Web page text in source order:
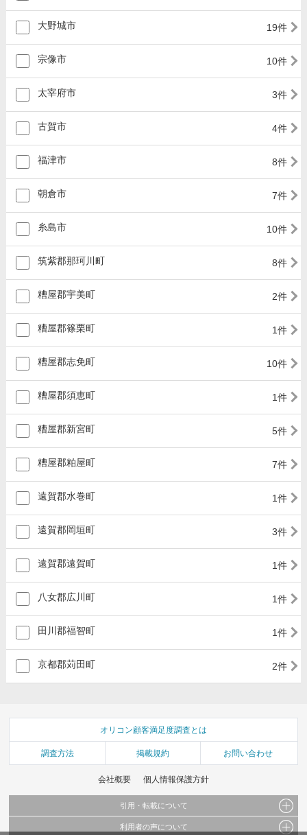
大野城市 19件
宗像市 10件
太宰府市 3件
古賀市 4件
福津市 8件
朝倉市 7件
糸島市 10件
筑紫郡那珂川町 8件
糟屋郡宇美町 2件
糟屋郡篠栗町 1件
糟屋郡志免町 10件
糟屋郡須恵町 1件
糟屋郡新宮町 5件
糟屋郡粕屋町 7件
遠賀郡水巻町 1件
遠賀郡岡垣町 3件
遠賀郡遠賀町 1件
八女郡広川町 1件
田川郡福智町 1件
京都郡苅田町 2件
オリコン顧客満足度調査とは
調査方法 掲載規約 お問い合わせ
会社概要 個人情報保護方針
引用・転載について
当サイトで公開されている情報（文字、写真、イラスト、画像データ等）及びこれらの配
利用者の声について